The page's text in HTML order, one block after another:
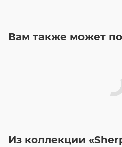
Вам также может
Из коллекции